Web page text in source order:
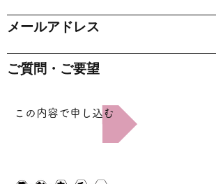
メールアドレス
ご質問・ご要望
この内容で申し込む